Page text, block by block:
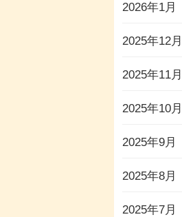
2026年1月
2025年12月
2025年11月
2025年10月
2025年9月
2025年8月
2025年7月